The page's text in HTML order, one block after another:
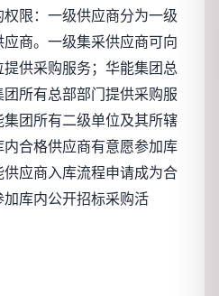
权限：一级供应商分为一级
商。一级集采供应商可向
供采购服务；华能集团总
所有总部部门提供采购服
团所有二级单位及其所辖
合格供应商有意愿参加库
应商入库流程申请成为合
库内公开招标采购活